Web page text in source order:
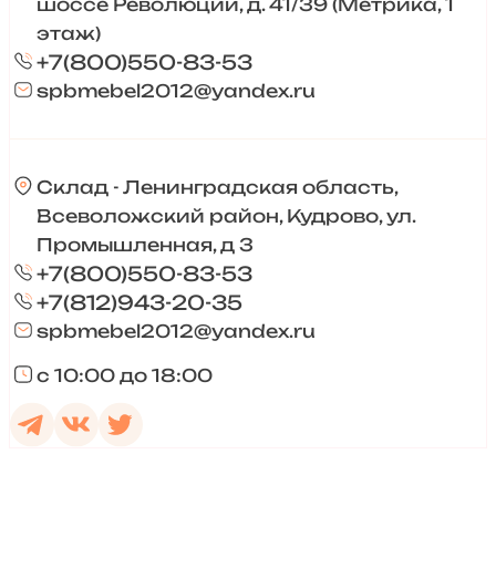
шоссе Революции, д. 41/39 (Метрика, 1
этаж)
+7(800)550-83-53
spbmebel2012@yandex.ru
Склад - Ленинградская область,
Всеволожский район, Кудрово, ул.
Промышленная, д 3
+7(800)550-83-53
+7(812)943-20-35
spbmebel2012@yandex.ru
с 10:00 до 18:00